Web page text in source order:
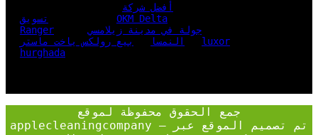
أفضل شركة
تسويق
OKM Delta
Ranger
جولة في مدينة زيلامسي
النمسا
بيع رولكس ياخت ماستر
luxor
hurghada
جمع الحقوق محفوظة لموقع
applecleaningcompany – تم تصميم الموقع عبر